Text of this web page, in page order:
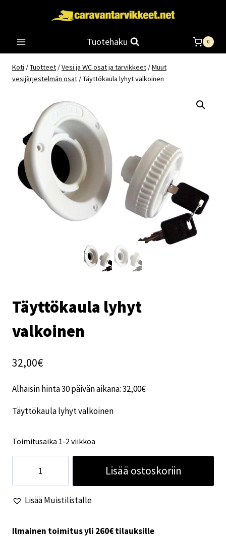
Tuotehaku 0
Koti /Tuotteet /Vesi ja WC osat ja tarvikkeet /Muut
vesijärjestelmän osat /Täyttökaula lyhyt valkoinen
Täyttökaula lyhyt
valkoinen
32,00€
Alhaisin hinta 30 päivän aikana:32,00€
Täyttökaula lyhyt valkoinen
Toimitusaika 1-2 viikkoa
valkoinen
määrä
Lisää ostoskoriin
Lisää Muistilistalle
Ilmainen toimitus yli 260€ tilauksille